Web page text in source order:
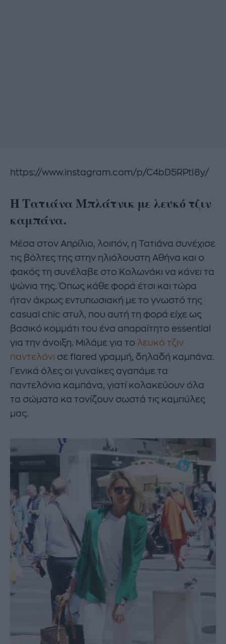
https://www.instagram.com/p/C4bD5RPtI8y/
Η Τατιάνα Μπλάτνικ με λευκό τζιν
καμπάνα.
Μέσα στον Απρίλιο, λοιπόν, η Τατιάνα συνέχισε
τις βόλτες της στην ηλιόλουστη Αθήνα και ο
φακός τη συνέλαβε στο Κολωνάκι να κάνει τα
ψώνια της. Όπως κάθε φορά έτσι και τώρα
ήταν άκρως εντυπωσιακή με το γνωστό της
casual chic στυλ, που αυτή τη φορά είχε ως
βασικό κομμάτι του ένα απαραίτητο essential
για την άνοιξη. Μιλάμε για το λευκό τζιν
παντελόνι σε flared γραμμή, δηλαδή καμπάνα.
Γενικά όλες οι γυναίκες αγαπάμε τα
παντελόνια καμπάνα, γιατί κολακεύουν όλα
τα σώματα κα τονίζουν σωστά τις καμπύλες
μας.